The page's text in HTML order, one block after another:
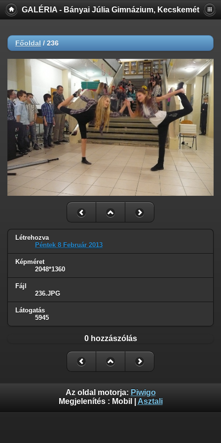
GALÉRIA - Bányai Júlia Gimnázium, Kecskemét
Főoldal / 236
Létrehozva
Péntek 8 Február 2013
Képméret
2048*1360
Fájl
236.JPG
Látogatás
5945
0 hozzászólás
Az oldal motorja: Piwigo
Megjelenítés : Mobil Asztali